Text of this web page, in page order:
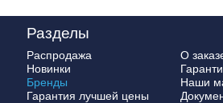
Разделы
Распродажа
Новинки
Бренды
Гарантия лучшей цены
О
Наши